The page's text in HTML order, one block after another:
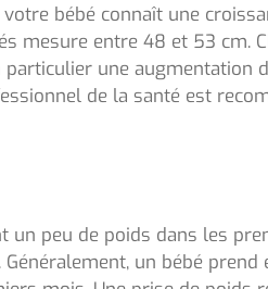
bébé connaît une
mesure entre 48 et 53 cm.
particulier une augmentation
de la santé est
un peu de poids dans les
un bébé